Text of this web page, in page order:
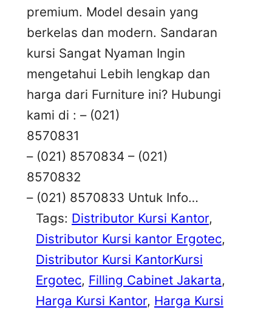
premium. Model desain yang
berkelas dan modern. Sandaran
kursi Sangat Nyaman Ingin
mengetahui Lebih lengkap dan
harga dari Furniture ini? Hubungi
kami di : – (021)
8570831
– (021) 8570834 – (021)
8570832
– (021) 8570833 Untuk Info…
Tags: Distributor Kursi Kantor
Distributor Kursi kantor Ergotec
Distributor Kursi KantorKursi
Ergotec, Filling Cabinet Jakarta
Harga Kursi Kantor, Harga Kursi